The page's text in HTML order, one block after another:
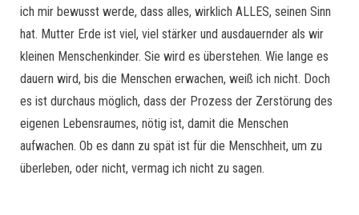
ich mir bewusst werde, dass alles, wirklich ALLES, seinen Sinn
hat. Mutter Erde ist viel, viel stärker und ausdauernder als wir
kleinen Menschenkinder. Sie wird es überstehen. Wie lange es
dauern wird, bis die Menschen erwachen, weiß ich nicht. Doch
es ist durchaus möglich, dass der Prozess der Zerstörung des
eigenen Lebensraumes, nötig ist, damit die Menschen
aufwachen. Ob es dann zu spät ist für die Menschheit, um zu
überleben, oder nicht, vermag ich nicht zu sagen.